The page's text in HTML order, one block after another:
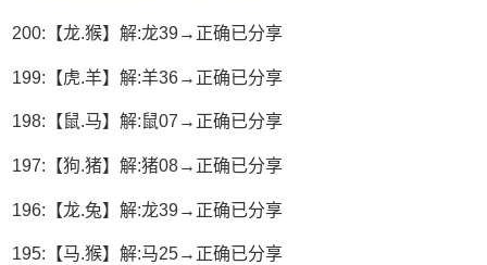
200:【龙.猴】解:龙39→正确已分享
199:【虎.羊】解:羊36→正确已分享
198:【鼠.马】解:鼠07→正确已分享
197:【狗.猪】解:猪08→正确已分享
196:【龙.兔】解:龙39→正确已分享
195:【马.猴】解:马25→正确已分享